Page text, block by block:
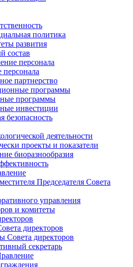
политика
развития
состав
персонала
персонала
партнерство
программы
программы
инвестиции
деятельности
проекты и показатели
биоразнообразия
Председателя Совета
управления
и комитеты
директоров
Совета директоров
секретарь